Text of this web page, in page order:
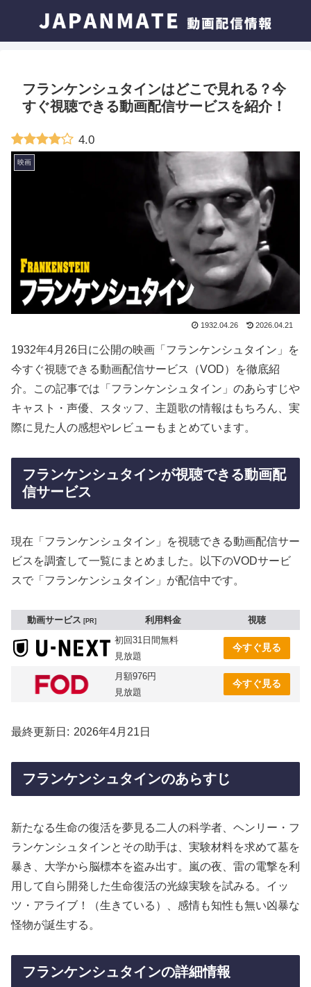
フランケンシュタインはどこで見れる？今
すぐ視聴できる動画配信サービスを紹介！
4.0
映画
1932.04.26 2026.04.21
1932年4月26日に公開の映画「フランケンシュタイン」を
今すぐ視聴できる動画配信サービス（VOD）を徹底紹
介。この記事では「フランケンシュタイン」のあらすじや
キャスト・声優、スタッフ、主題歌の情報はもちろん、実
際に見た人の感想やレビューもまとめています。
フランケンシュタインが視聴できる動画配
信サービス
現在「フランケンシュタイン」を視聴できる動画配信サー
ビスを調査して一覧にまとめました。以下のVODサービ
スで「フランケンシュタイン」が配信中です。
動画サービス PR 利用料金
視聴
初回31日間無料
見放題
今すぐ見る
月額976円
見放題
今すぐ見る
最終更新日 2026年4月21日
フランケンシュタインのあらすじ
新たなる生命の復活を夢見る二人の科学者、ヘンリー・フ
ランケンシュタインとその助手は、実験材料を求めて墓を
暴き、大学から脳標本を盗み出す。嵐の夜、雷の電撃を利
用して自ら開発した生命復活の光線実験を試みる。イッ
ツ・アライブ！（生きている）、感情も知性も無い凶暴な
怪物が誕生する。
フランケンシュタインの詳細情報